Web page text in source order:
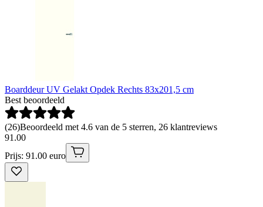
Boarddeur UV Gelakt Opdek Rechts 83x201,5 cm
Best beoordeeld
(26)Beoordeeld met 4.6 van de 5 sterren, 26 klantreviews
91 .00
Prijs: 91.00 euro